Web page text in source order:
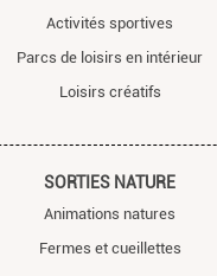
Activités sportives
Parcs de loisirs en intérieur
Loisirs créatifs
SORTIES NATURE
Animations natures
Fermes et cueillettes